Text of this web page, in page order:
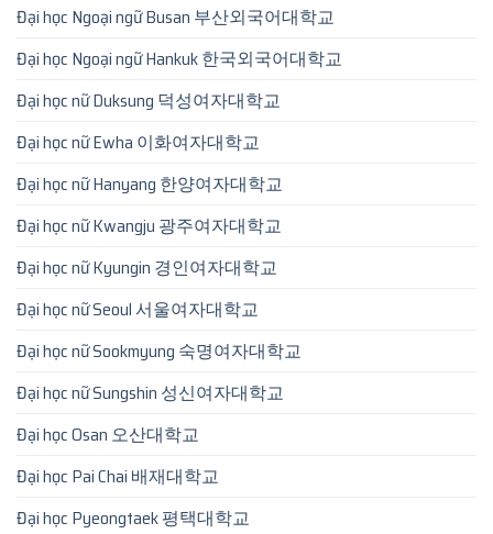
Đại học Ngoại ngữ Busan 부산외국어대학교
Đại học Ngoại ngữ Hankuk 한국외국어대학교
Đại học nữ Duksung 덕성여자대학교
Đại học nữ Ewha 이화여자대학교
Đại học nữ Hanyang 한양여자대학교
Đại học nữ Kwangju 광주여자대학교
Đại học nữ Kyungin 경인여자대학교
Đại học nữ Seoul 서울여자대학교
Đại học nữ Sookmyung 숙명여자대학교
Đại học nữ Sungshin 성신여자대학교
Đại học Osan 오산대학교
Đại học Pai Chai 배재대학교
Đại học Pyeongtaek 평택대학교